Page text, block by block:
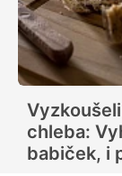
chleba:
babiček, i